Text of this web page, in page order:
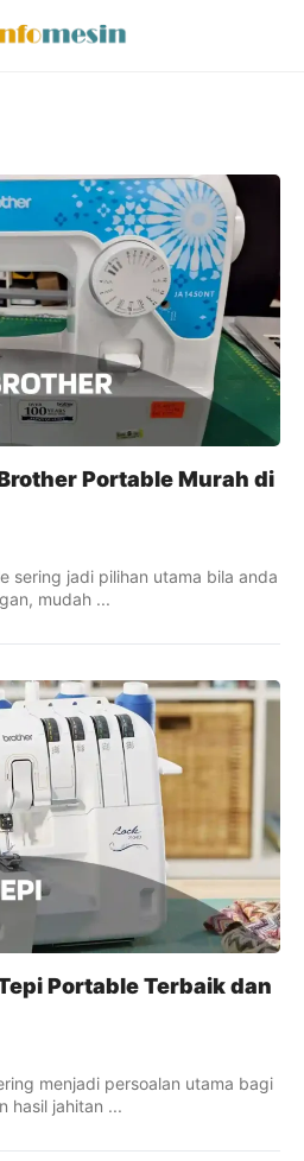
Portable Murah di
sering jadi pilihan utama bila anda
mudah ...
Portable Terbaik dan
menjadi persoalan utama bagi
hasil jahitan ...